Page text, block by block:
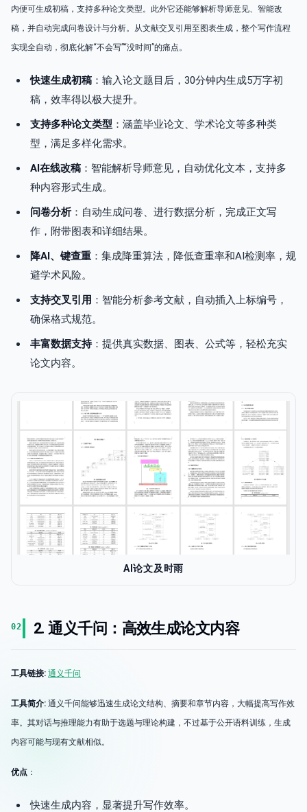
内便可生成初稿，支持多种论文类型。此外它还能够解析导师意见、智能改
稿，并自动完成问卷设计与分析。从文献交叉引用至图表生成，整个写作流程
实现全自动，彻底化解“不会写”“没时间”的痛点。
快速生成初稿 ：输入论文题目后，30分钟内生成5万字初
稿，效率得以极大提升。
支持多种论文类型 ：涵盖毕业论文、学术论文等多种类
型，满足多样化需求。
AI在线改稿 ：智能解析导师意见，自动优化文本，支持多
种内容形式生成。
问卷分析：自动生成问卷、进行数据分析，完成正文写
作，附带图表和详细结果。
降AI、键查重 ：集成降重算法，降低查重率和AI检测率，规
避学术风险。
支持交叉引用 ：智能分析参考文献，自动插入上标编号，
确保格式规范。
丰富数据支持：提供真实数据、图表、公式等，轻松充实
论文内容。
AI论文及时雨
02 2. 通义千问：高效生成论文内容
工具链接: 通义千问
工具简介: 通义千问能够迅速生成论文结构、摘要和章节内容，大幅提高写作效
率。其对话与推理能力有助于选题与理论构建，不过基于公开语料训练，生成
内容可能与现有文献相似。
优点 ：
快速生成内容，显著提升写作效率。